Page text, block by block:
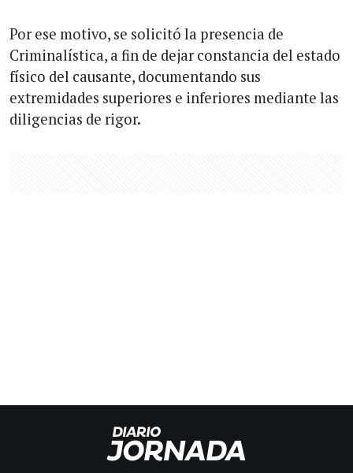
Por ese motivo, se solicitó la presencia de
Criminalística, a fin de dejar constancia del estado
físico del causante, documentando sus
extremidades superiores e inferiores mediante las
diligencias de rigor.